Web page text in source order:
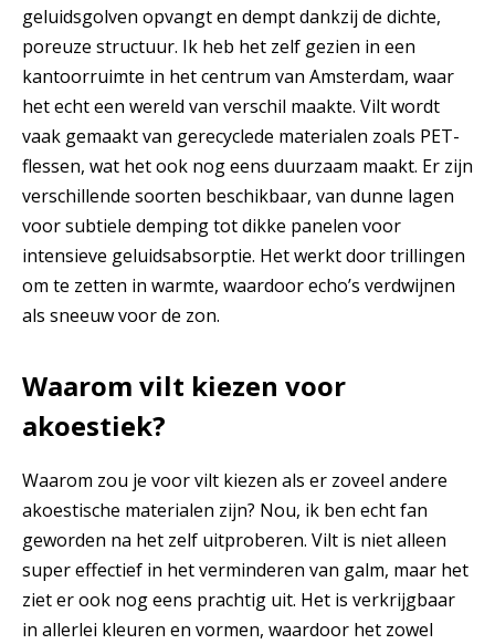
geluidsgolven opvangt en dempt dankzij de dichte,
poreuze structuur. Ik heb het zelf gezien in een
kantoorruimte in het centrum van Amsterdam, waar
het echt een wereld van verschil maakte. Vilt wordt
vaak gemaakt van gerecyclede materialen zoals PET-
flessen, wat het ook nog eens duurzaam maakt. Er zijn
verschillende soorten beschikbaar, van dunne lagen
voor subtiele demping tot dikke panelen voor
intensieve geluidsabsorptie. Het werkt door trillingen
om te zetten in warmte, waardoor echo’s verdwijnen
als sneeuw voor de zon.
Waarom vilt kiezen voor
akoestiek?
Waarom zou je voor vilt kiezen als er zoveel andere
akoestische materialen zijn? Nou, ik ben echt fan
geworden na het zelf uitproberen. Vilt is niet alleen
super effectief in het verminderen van galm, maar het
ziet er ook nog eens prachtig uit. Het is verkrijgbaar
in allerlei kleuren en vormen, waardoor het zowel